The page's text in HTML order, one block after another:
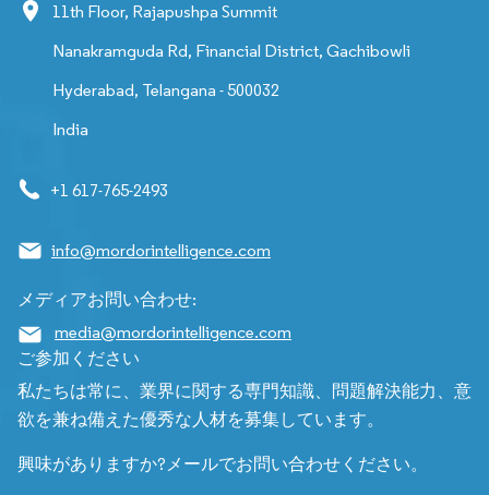
11th Floor, Rajapushpa Summit
Nanakramguda Rd, Financial District, Gachibowli
Hyderabad, Telangana - 500032
India
+1 617-765-2493
info@mordorintelligence.com
メディアお問い合わせ:
media@mordorintelligence.com
ご参加ください
私たちは常に、業界に関する専門知識、問題解決能力、意
欲を兼ね備えた優秀な人材を募集しています。
興味がありますか?メールでお問い合わせください。